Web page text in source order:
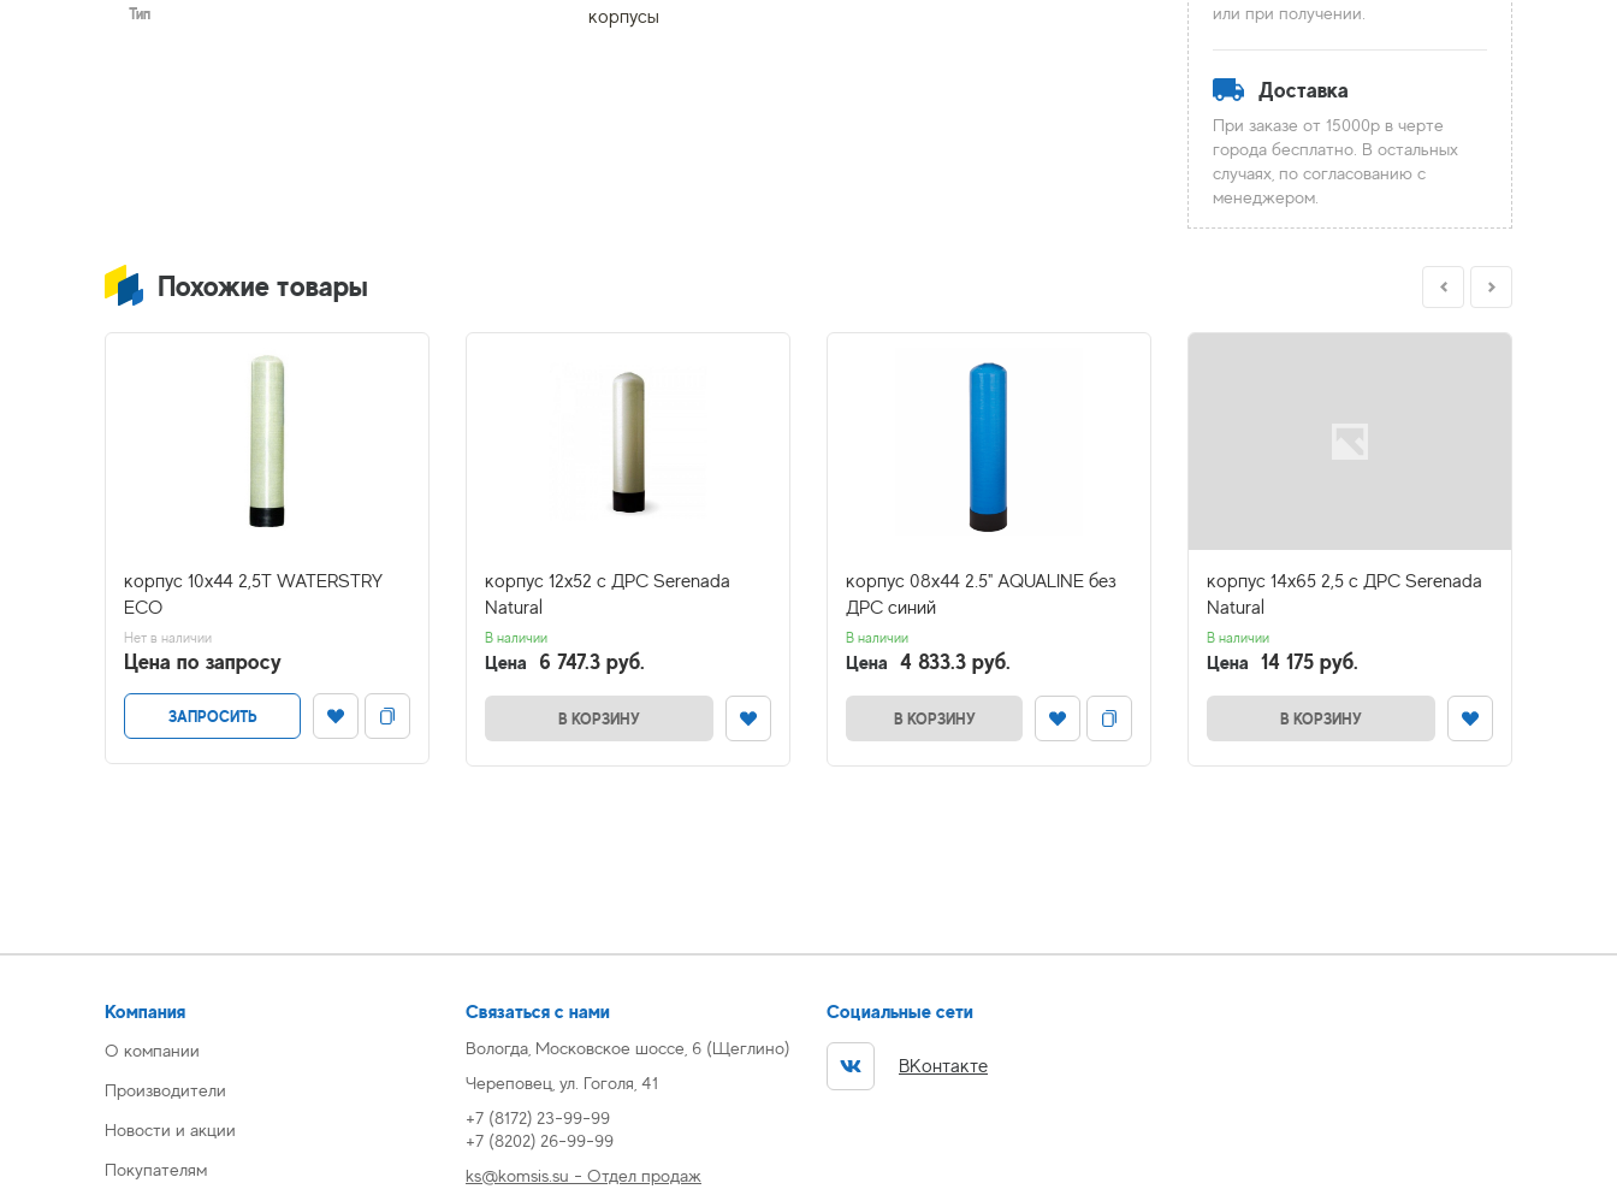
Тип корпусы
или при получении.
Доставка
При заказе от 15000р в черте
города бесплатно. В остальных
случаях, по согласованию с
менеджером.
Похожие товары
корпус 10х44 2,5Т WATERSTRY
ECO
Нет в наличии
Цена по запросу
ЗАПРОСИТЬ
корпус 12х52 с ДРС Serenada
Natural
В наличии
Цена 6 747.3 руб.
В КОРЗИНУ
корпус 08х44 2.5" AQUALINE без
ДРС синий
В наличии
Цена 4 833.3 руб.
В КОРЗИНУ
корпус 14х65 2,5 с ДРС Serenada
Natural
В наличии
Цена 14 175 руб.
В КОРЗИНУ
Компания
О компании
Производители
Новости и акции
Покупателям
Связаться с нами
Вологда, Московское шоссе, 6 (Щеглино)
Череповец, ул. Гоголя, 41
+7 (8172) 23-99-99
+7 (8202) 26-99-99
ks@komsis.su - Отдел продаж
Социальные сети
ВКонтакте